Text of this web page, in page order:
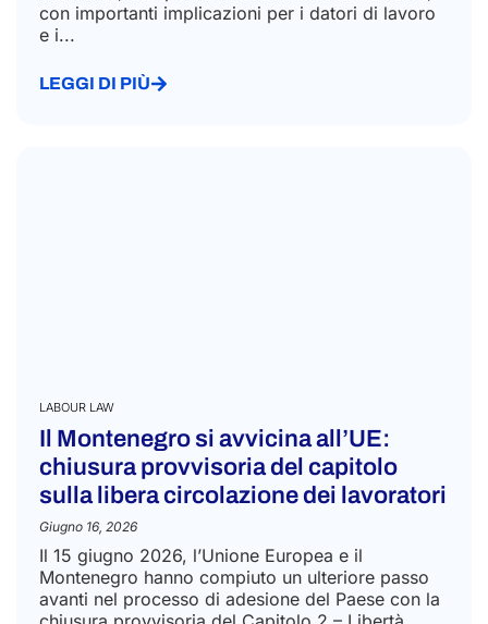
LEGGI DI PIÙ
chiusura provvisoria del capitolo
sulla libera circolazione dei lavoratori
Giugno 16, 2026
Montenegro hanno compiuto un ulteriore passo
avanti nel processo di adesione del Paese con la
chiusura provvisoria del Capitolo 2 – Libertà...